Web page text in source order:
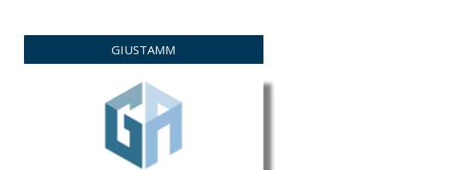
GIUSTAMM